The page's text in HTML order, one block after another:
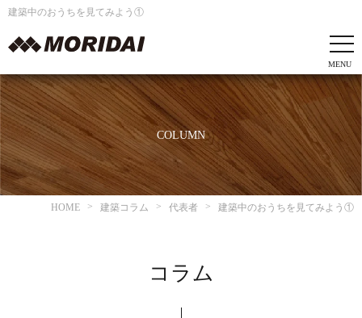
建築中のおうちを見てみよう①
COLUMN
HOME 建築コラム 代表者 建築中のおうちを見てみよう①
コラム